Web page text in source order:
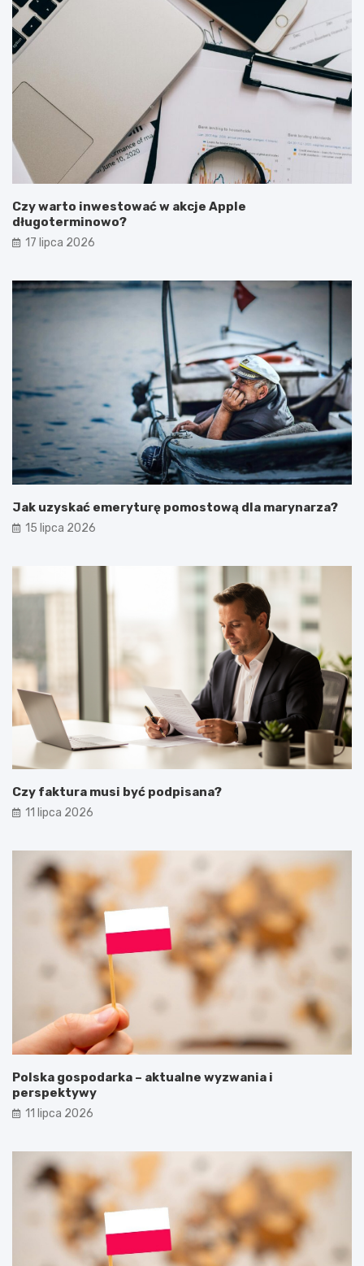
Czy warto inwestować w akcje Apple
długoterminowo?
17 lipca 2026
Jak uzyskać emeryturę pomostową dla marynarza?
15 lipca 2026
Czy faktura musi być podpisana?
11 lipca 2026
Polska gospodarka – aktualne wyzwania i
perspektywy
11 lipca 2026